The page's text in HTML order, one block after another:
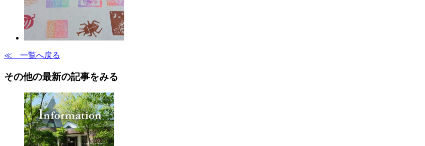
≪ 一覧へ戻る
その他の最新の記事をみる